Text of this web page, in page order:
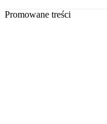
Promowane treści